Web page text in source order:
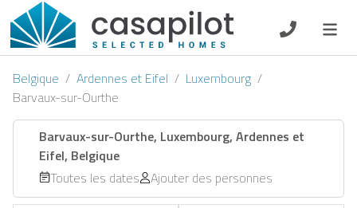
DE EN ES FR
Petit-déjeuner
Chèque-cadeau
Belgique Ardennes et Eifel
Luxembourg
Barvaux-sur-Ourthe
Barvaux-sur-Ourthe, Luxembourg, Ardennes et
Eifel, Belgique
Toutes les dates
Ajouter des personnes